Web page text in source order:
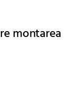
montarea